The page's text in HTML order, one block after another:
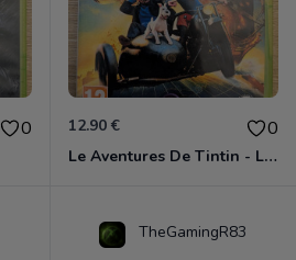
0 12.90 € 0
Le Aventures De Tintin - Le Secret De La Licorne Xbox 360
TheGamingR83